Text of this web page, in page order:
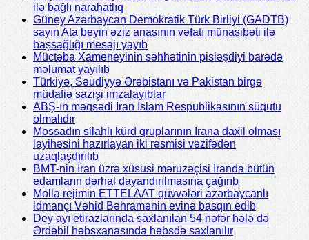
ilə bağlı narahatlıq
Güney Azərbaycan Demokratik Türk Birliyi (GADTB)
sayın Ata beyin əziz anasının vəfatı münasibəti ilə
başsağlığı mesajı yayıb
Müctəba Xameneyinin səhhətinin pisləşdiyi barədə
məlumat yayılıb
Türkiyə, Səudiyyə Ərəbistanı və Pakistan birgə
müdafiə sazişi imzalayıblar
ABŞ-ın məqsədi İran İslam Respublikasının süqutu
olmalıdır
Mossadın silahlı kürd qruplarının İrana daxil olması
layihəsini hazırlayan iki rəsmisi vəzifədən
uzaqlaşdırılıb
BMT-nin İran üzrə xüsusi məruzəçisi İranda bütün
edamların dərhal dayandırılmasına çağırıb
Molla rejimin ETTELAAT qüvvələri azərbaycanlı
idmançı Vəhid Bəhramənin evinə basqın edib
Dey ayı etirazlarında saxlanılan 54 nəfər hələ də
Ərdəbil həbsxanasında həbsdə saxlanılır